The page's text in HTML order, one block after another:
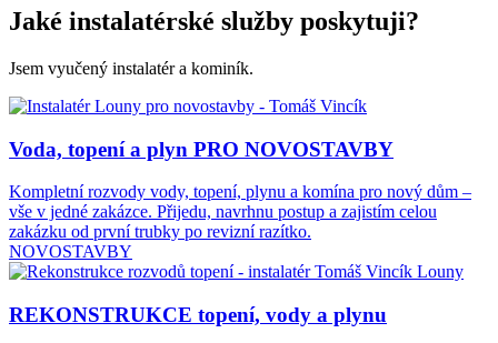
Jaké instalatérské služby poskytuji?
Jsem vyučený instalatér a kominík.
Voda, topení a plyn PRO NOVOSTAVBY
Kompletní rozvody vody, topení, plynu a komína pro nový dům –
vše v jedné zakázce. Přijedu, navrhnu postup a zajistím celou
zakázku od první trubky po revizní razítko.
NOVOSTAVBY
REKONSTRUKCE topení, vody a plynu